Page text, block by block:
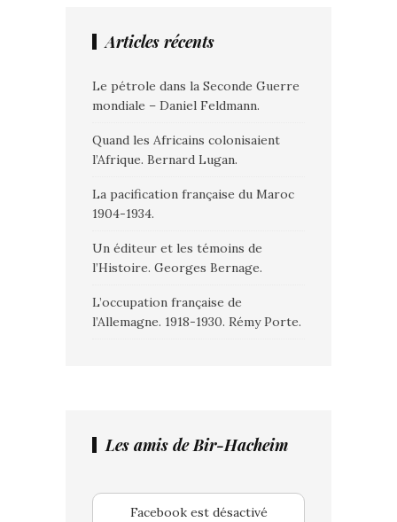
Articles récents
Le pétrole dans la Seconde Guerre
mondiale – Daniel Feldmann.
Quand les Africains colonisaient
l’Afrique. Bernard Lugan.
La pacification française du Maroc
1904-1934.
Un éditeur et les témoins de
l’Histoire. Georges Bernage.
L’occupation française de
l’Allemagne. 1918-1930. Rémy Porte.
Les amis de Bir-Hacheim
Facebook est désactivé